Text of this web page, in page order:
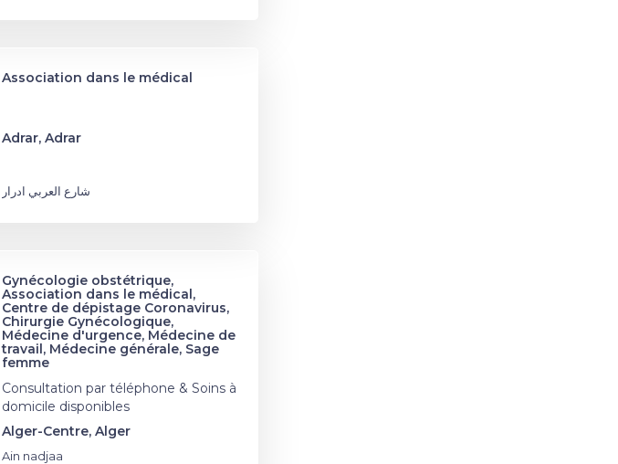
Association dans le médical
Adrar, Adrar
شارع العربي ادرار
Gynécologie obstétrique,
Association dans le médical,
Centre de dépistage Coronavirus,
Chirurgie Gynécologique,
Médecine d'urgence, Médecine de
travail, Médecine générale, Sage
femme
Consultation par téléphone & Soins à
domicile disponibles
Alger-Centre, Alger
Ain nadjaa